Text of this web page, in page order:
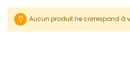
Aucun produit ne correspond à